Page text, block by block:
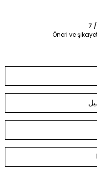
7
Öneri ve